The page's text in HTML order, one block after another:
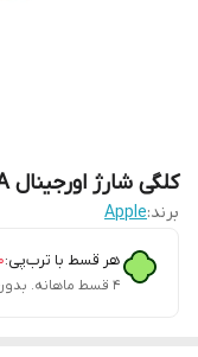
کلگی شارژ اورجینال B/A آیفون 20W سفارش کرک ایرلند
برند:Apple
هر قسط با ترب‌پی:
۴ قسط ماهانه. بدون سود، چک و ضامن.